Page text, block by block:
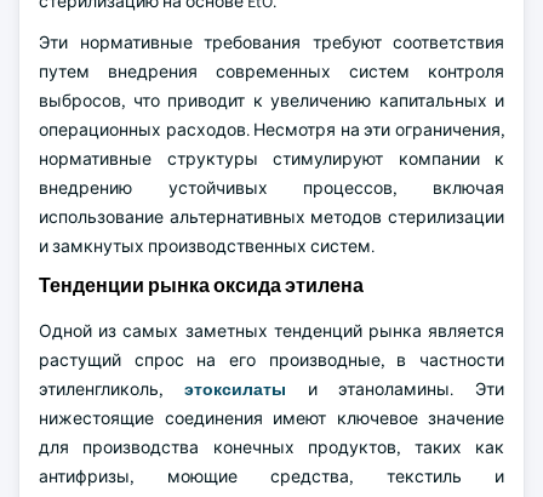
Эти нормативные требования требуют соответствия
путем внедрения современных систем контроля
выбросов, что приводит к увеличению капитальных и
операционных расходов. Несмотря на эти ограничения,
нормативные структуры стимулируют компании к
внедрению устойчивых процессов, включая
использование альтернативных методов стерилизации
и замкнутых производственных систем.
Тенденции рынка оксида этилена
Одной из самых заметных тенденций рынка является
растущий спрос на его производные, в частности
этиленгликоль, этоксилаты и этаноламины. Эти
нижестоящие соединения имеют ключевое значение
для производства конечных продуктов, таких как
антифризы, моющие средства, текстиль и